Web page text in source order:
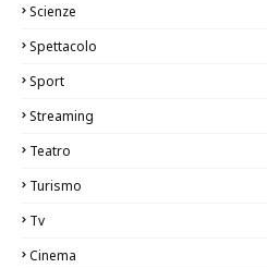
Scienze
Spettacolo
Sport
Streaming
Teatro
Turismo
Tv
Cinema